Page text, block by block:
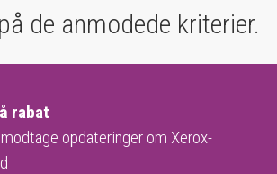
de anmodede kriterier.
rabat
opdateringer om Xerox-